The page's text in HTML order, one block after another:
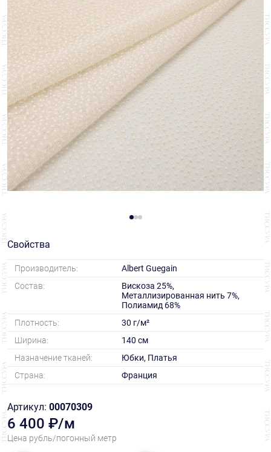
Свойства
Производитель:
Albert Guegain
Состав:
Вискоза 25%,
Металлизированная нить 7%,
Полиамид 68%
Плотность:
30 г/м²
Ширина:
140 см
Назначение тканей:
Юбки, Платья
Страна:
Франция
Артикул: 00070309
6 400 ₽/м
Цена рубль/погонный метр